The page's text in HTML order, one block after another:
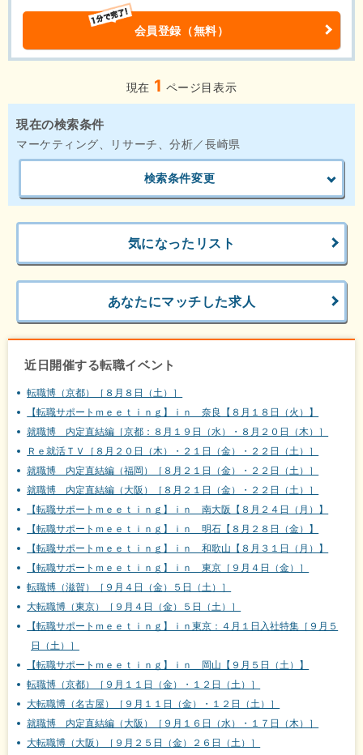
会員登録（無料）
現在 1 ページ目表示
現在の検索条件
マーケティング、リサーチ、分析／長崎県
検索条件変更
気になったリスト
あなたにマッチした求人
近日開催する転職イベント
転職博（京都）［８月８日（土）］
【転職サポートｍｅｅｔｉｎｇ】ｉｎ 奈良【８月１８日（火）】
就職博 内定直結編［京都：８月１９日（水）・８月２０日（木）］
Ｒｅ就活ＴＶ［８月２０日（木）・２１日（金）・２２日（土）］
就職博 内定直結編（福岡）［８月２１日（金）・２２日（土）］
就職博 内定直結編（大阪）［８月２１日（金）・２２日（土）］
【転職サポートｍｅｅｔｉｎｇ】ｉｎ 南大阪【８月２４日（月）】
【転職サポートｍｅｅｔｉｎｇ】ｉｎ 明石【８月２８日（金）】
【転職サポートｍｅｅｔｉｎｇ】ｉｎ 和歌山【８月３１日（月）】
【転職サポートｍｅｅｔｉｎｇ】ｉｎ 東京［９月４日（金）］
転職博（滋賀）［９月４日（金）５日（土）］
大転職博（東京）［９月４日（金）５日（土）］
【転職サポートｍｅｅｔｉｎｇ】ｉｎ東京：４月１日入社特集［９月５
日（土）］
【転職サポートｍｅｅｔｉｎｇ】ｉｎ 岡山【９月５日（土）】
転職博（京都）［９月１１日（金）・１２日（土）］
大転職博（名古屋）［９月１１日（金）・１２日（土）］
就職博 内定直結編（大阪）［９月１６日（水）・１７日（木）］
大転職博（大阪）［９月２５日（金）２６日（土）］